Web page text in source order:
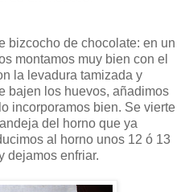
bizcocho de chocolate: en un
montamos muy bien con el
la levadura tamizada y
bajen los huevos, añadimos
incorporamos bien. Se vierte
del horno que ya
al horno unos 12 ó 13
dejamos enfriar.